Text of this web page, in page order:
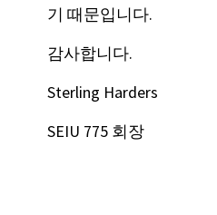
기 때문입니다.
감사합니다.
Sterling Harders
SEIU 775 회장